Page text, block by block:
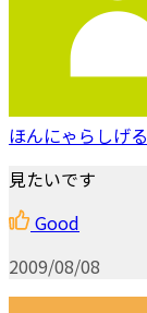
ほんにゃらしげる
見たいです
Good
2009/08/08